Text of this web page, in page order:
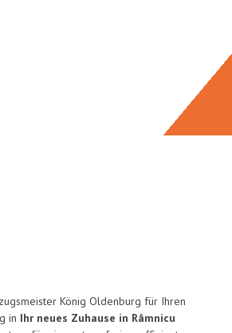
König Oldenburg für Ihren
in Ihr neues Zuhause in Râmnicu